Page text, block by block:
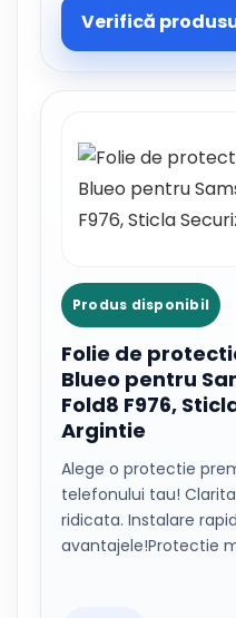
Verifică
Produs disponibil
Folie de
Blueo pentru
Fold8 F976,
Argintie
Alege o protectie
telefonului tau!
ridicata. Instalare
avantajele!Protectie